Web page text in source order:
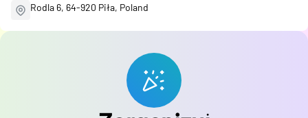
Rodla 6, 64-920 Piła, Poland